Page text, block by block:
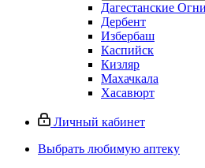
Дагестанские Огни
Дербент
Избербаш
Каспийск
Кизляр
Махачкала
Хасавюрт
Личный кабинет
Выбрать любимую аптеку